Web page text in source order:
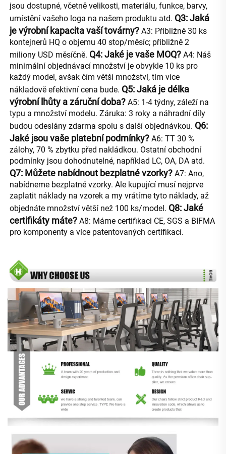
jsou dostupné, včetně velikosti, materiálu, funkce, barvy,
umístění vašeho loga na našem produktu atd. Q3: Jaká
je výrobní kapacita vaší továrny? A3: Přibližně 30 ks
kontejnerů HQ o objemu 40 stop/měsíc; přibližně 2
miliony USD měsíčně. Q4: Jaké je vaše MOQ? A4: Náš
minimální objednávací množství je obvykle 10 ks pro
každý model, avšak čím větší množství, tím více
nákladově efektivní cena bude. Q5: Jaká je délka
výrobní lhůty a záruční doba? A5: 1-4 týdny, záleží na
typu a množství modelu. Záruka: 3 roky a náhradní díly
budou odeslány zdarma spolu s další objednávkou. Q6:
Jaké jsou vaše platební podmínky? A6: TT 30 %
zálohy, 70 % zbytku před nakládkou. Ostatní obchodní
Q7: Můžete nabídnout bezplatné vzorky? A7: Ano,
nabídneme bezplatné vzorky. Ale kupující musí nejprve
zaplatit náklady na vzorek a my vrátíme tyto náklady, až
objednáte množství větší než 100 ks/model. Q8: Jaké
certifikáty máte? A8: Máme certifikaci CE, SGS a BIFMA
pro komponenty a více patentovaných certifikací.